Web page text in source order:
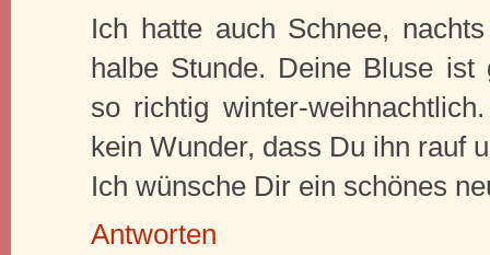
Ich hatte auch Schnee,
halbe Stunde. Deine Bluse ist
so richtig winter-
kein Wunder, dass Du ihn rauf
Ich wünsche Dir ein schönes
Antworten